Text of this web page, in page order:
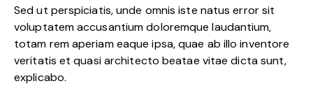
Sed ut perspiciatis, unde omnis iste natus error sit
voluptatem accusantium doloremque laudantium,
totam rem aperiam eaque ipsa, quae ab illo inventore
veritatis et quasi architecto beatae vitae dicta sunt,
explicabo.